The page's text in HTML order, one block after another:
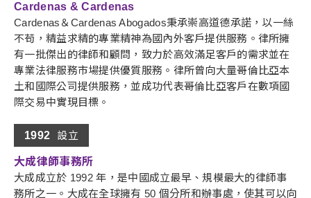
Cardenas & Cardenas
Cardenas＆Cardenas Abogados秉承崇高道德承諾，以一絲
不苟，精益求精的專業精神為國內外客戶提供服務。律所擁
有一批傑出的律師和顧問，致力於高效滿足客戶的需求並在
專業法律服務市場提供優質服務。律所曾向大量哥倫比亞本
土和國際公司提供服務，並成功代表哥倫比亞客戶在數項國
際交易中實現目標。
1992 設立
大成律師事務所
大成成立於 1992 年，是中國成立最早、規模最大的律師事
務所之一。大成在全球擁有 50 個分所和辦事處，使其可以向